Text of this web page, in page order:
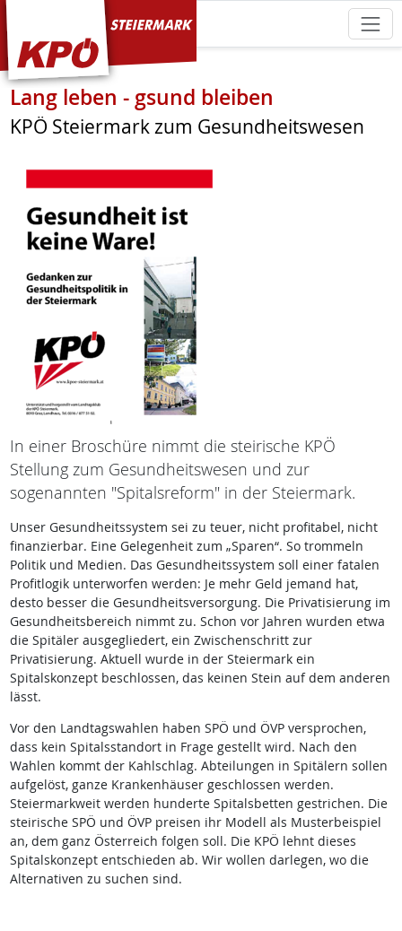
KPÖ Steiermark
Lang leben - gsund bleiben
KPÖ Steiermark zum Gesundheitswesen
In einer Broschüre nimmt die steirische KPÖ
Stellung zum Gesundheitswesen und zur
sogenannten "Spitalsreform" in der Steiermark.
Unser Gesundheitssystem sei zu teuer, nicht profitabel, nicht
finanzierbar. Eine Gelegenheit zum „Sparen“. So trommeln
Politik und Medien. Das Gesundheitssystem soll einer fatalen
Profitlogik unterworfen werden: Je mehr Geld jemand hat,
desto besser die Gesundheitsversorgung. Die Privatisierung im
Gesundheitsbereich nimmt zu. Schon vor Jahren wurden etwa
die Spitäler ausgegliedert, ein Zwischenschritt zur
Privatisierung. Aktuell wurde in der Steiermark ein
Spitalskonzept beschlossen, das keinen Stein auf dem anderen
lässt.
Vor den Landtagswahlen haben SPÖ und ÖVP versprochen,
dass kein Spitalsstandort in Frage gestellt wird. Nach den
Wahlen kommt der Kahlschlag. Abteilungen in Spitälern sollen
aufgelöst, ganze Krankenhäuser geschlossen werden.
Steiermarkweit werden hunderte Spitalsbetten gestrichen. Die
steirische SPÖ und ÖVP preisen ihr Modell als Musterbeispiel
an, dem ganz Österreich folgen soll. Die KPÖ lehnt dieses
Spitalskonzept entschieden ab. Wir wollen darlegen, wo die
Alternativen zu suchen sind.